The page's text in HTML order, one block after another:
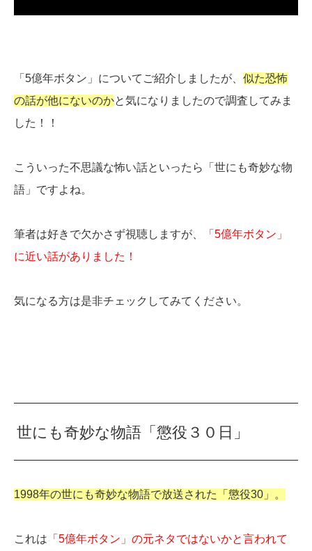
「5億年ボタン」についてご紹介しましたが、 似た恐怖
の話が他にないのかと気になりましたので調査してみま
した！！
こういった不思議な怖い話といったら「世にも奇妙な物
語」ですよね。
筆者は好きで欠かさず視聴しますが、
「5億年ボタン」
に近い話がありました！
気になる方は是非チェックしてみてください。
世にも奇妙な物語「懲役３０日」
1998年の世にも奇妙な物語で放送された「懲役30」。
これは 「5億年ボタン」の元ネタではないかと言われて